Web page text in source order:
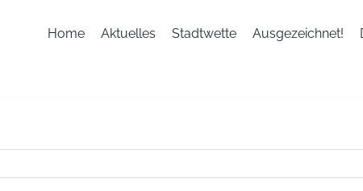
Home Aktuelles Stadtwette Ausgezeichnet!